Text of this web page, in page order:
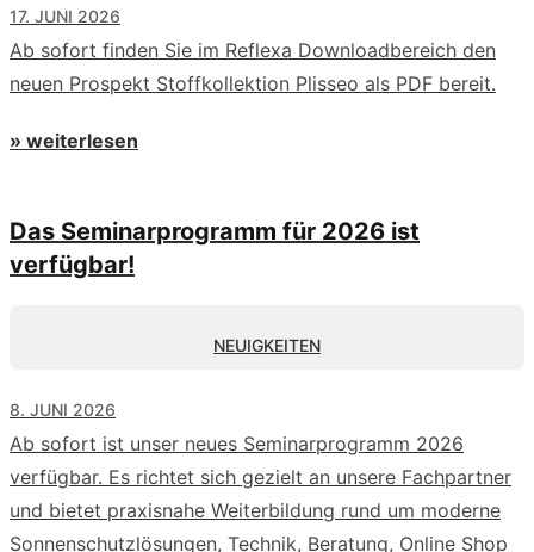
17. JUNI 2026
Ab sofort finden Sie im Reflexa Downloadbereich den
neuen Prospekt Stoffkollektion Plisseo als PDF bereit.
» weiterlesen
Das Seminarprogramm für 2026 ist
verfügbar!
NEUIGKEITEN
8. JUNI 2026
Ab sofort ist unser neues Seminarprogramm 2026
verfügbar. Es richtet sich gezielt an unsere Fachpartner
und bietet praxisnahe Weiterbildung rund um moderne
Sonnenschutzlösungen, Technik, Beratung, Online Shop